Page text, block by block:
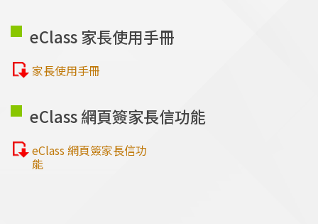
eClass 家長使用手冊
家長使用手冊
eClass 網頁簽家長信功能
eClass 網頁簽家長信功
能